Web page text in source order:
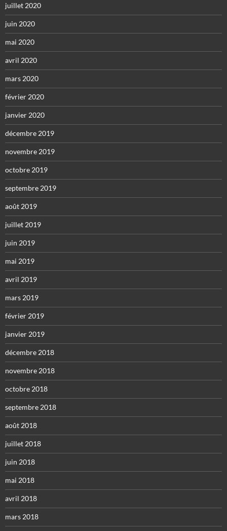
juillet 2020
juin 2020
mai 2020
avril 2020
mars 2020
février 2020
janvier 2020
décembre 2019
novembre 2019
octobre 2019
septembre 2019
août 2019
juillet 2019
juin 2019
mai 2019
avril 2019
mars 2019
février 2019
janvier 2019
décembre 2018
novembre 2018
octobre 2018
septembre 2018
août 2018
juillet 2018
juin 2018
mai 2018
avril 2018
mars 2018